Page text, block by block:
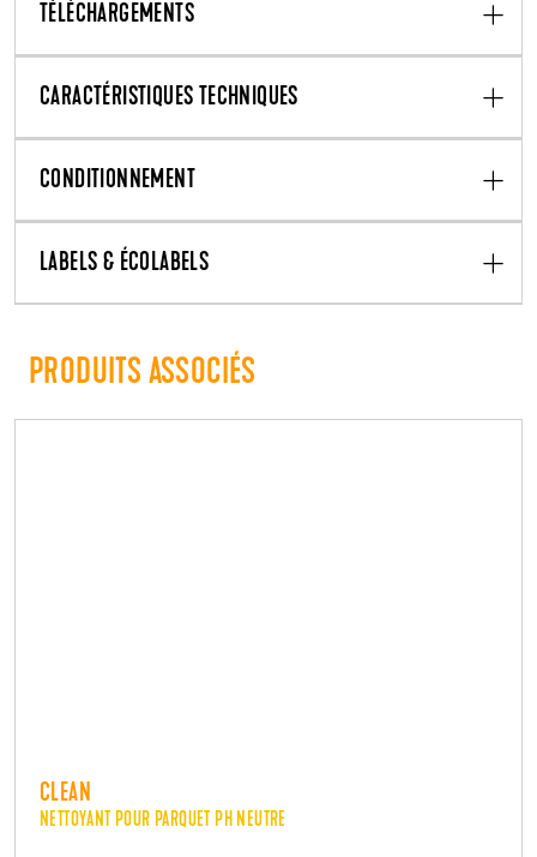
TÉLÉCHARGEMENTS
CARACTÉRISTIQUES TECHNIQUES
CONDITIONNEMENT
LABELS & ÉCOLABELS
PRODUITS ASSOCIÉS
CLEAN
NETTOYANT POUR PARQUET PH NEUTRE